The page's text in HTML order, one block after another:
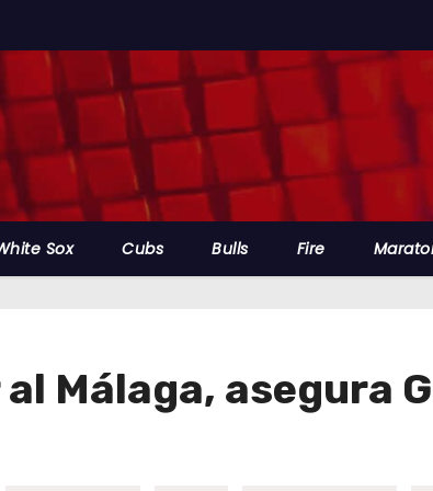
Sox Cubs Bulls Fire
Málaga, asegura